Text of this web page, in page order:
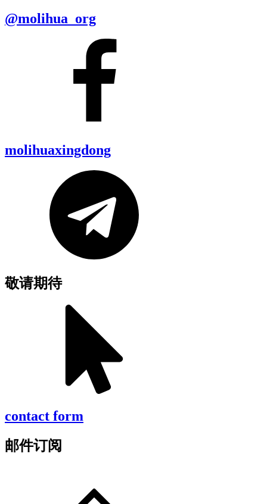
@molihua_org
molihuaxingdong
敬请期待
contact form
邮件订阅